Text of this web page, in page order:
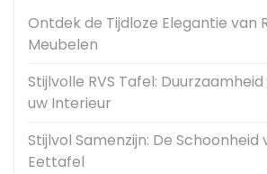
Ontdek de Tijdloze Elegantie van
Meubelen
Stijlvolle RVS Tafel:
uw Interieur
Stijlvol Samenzijn: De Schoonheid
Eettafel